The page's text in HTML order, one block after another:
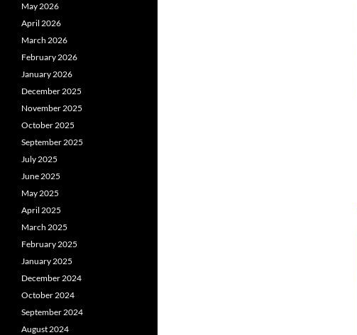
May 2026
April 2026
March 2026
February 2026
January 2026
December 2025
November 2025
October 2025
September 2025
July 2025
June 2025
May 2025
April 2025
March 2025
February 2025
January 2025
December 2024
October 2024
September 2024
August 2024